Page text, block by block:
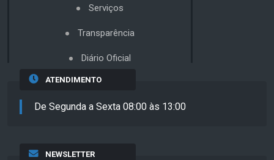
Serviços
Transparência
Diário Oficial
ATENDIMENTO
De Segunda a Sexta 08:00 às 13:00
NEWSLETTER